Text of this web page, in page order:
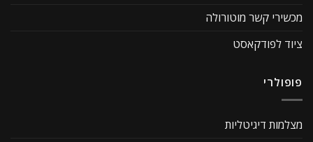
מכשירי קשר מוטורולה
ציוד לפודקאסט
פופולרי
מצלמות דיגיטליות